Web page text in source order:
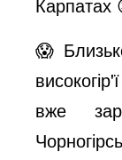
😱
вже